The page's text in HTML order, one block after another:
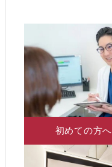
初めての方へ